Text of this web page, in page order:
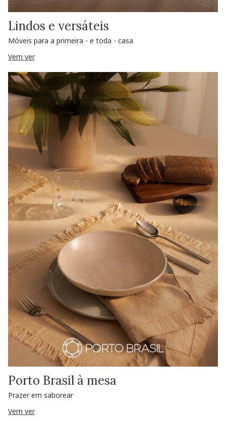
Lindos e versáteis
Móveis para a primeira - e toda - casa
Vem ver
Porto Brasil à mesa
Prazer em saborear
Vem ver